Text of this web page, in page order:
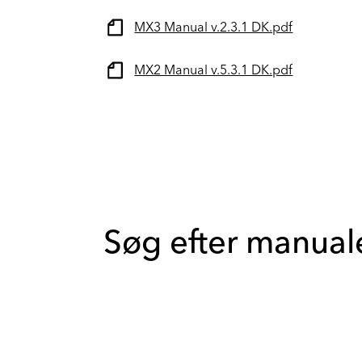
MX3 Manual v.2.3.1 DK.pdf
MX2 Manual v.5.3.1 DK.pdf
Søg efter